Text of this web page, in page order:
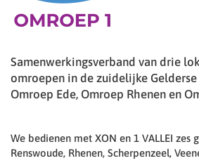
Samenwerkingsverband van drie
omroepen in de zuidelijke Gelderse
Omroep Ede, Omroep Rhenen en
We bedienen met XON en 1 VALLEI zes
Renswoude, Rhenen, Scherpenzeel,